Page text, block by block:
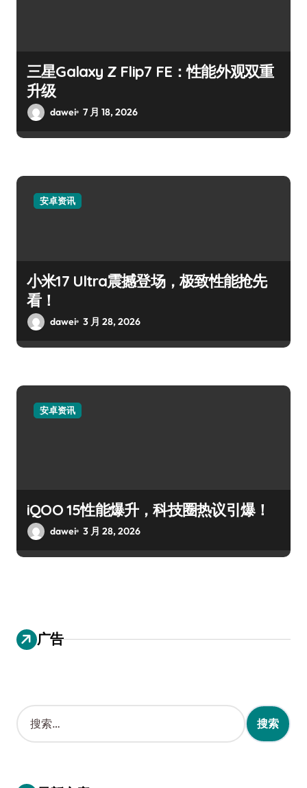
三星Galaxy Z Flip7 FE：性能外观双重
升级
dawei 7 月 18, 2026
安卓资讯
小米17 Ultra震撼登场，极致性能抢先
看！
dawei 3 月 28, 2026
安卓资讯
iQOO 15性能爆升，科技圈热议引爆！
dawei 3 月 28, 2026
广告
搜
索
：